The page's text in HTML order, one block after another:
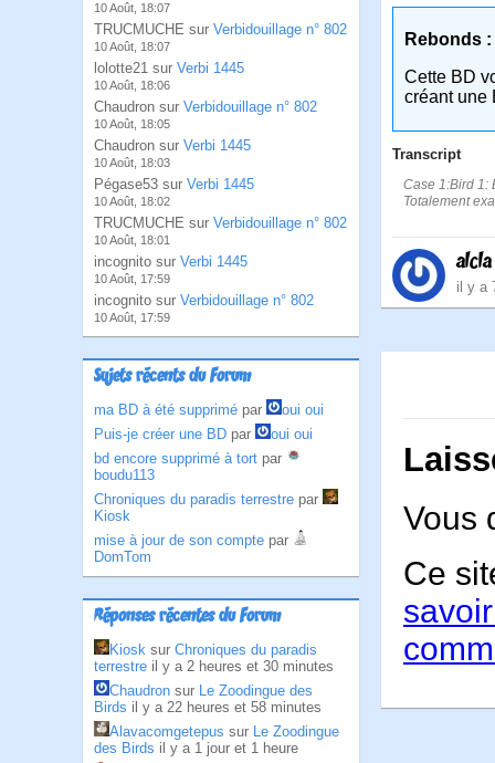
10 Août, 18:07
TRUCMUCHE sur Verbidouillage n° 802
10 Août, 18:07
lolotte21 sur Verbi 1445
10 Août, 18:06
Chaudron sur Verbidouillage n° 802
10 Août, 18:05
Chaudron sur Verbi 1445
10 Août, 18:03
Pégase53 sur Verbi 1445
10 Août, 18:02
TRUCMUCHE sur Verbidouillage n° 802
10 Août, 18:01
incognito sur Verbi 1445
10 Août, 17:59
incognito sur Verbidouillage n° 802
10 Août, 17:59
Sujets récents du Forum
ma BD à été supprimé par
oui oui
Puis-je créer une BD par
oui oui
bd encore supprimé à tort par
boudu113
Chroniques du paradis terrestre par
Kiosk
mise à jour de son compte par
DomTom
Réponses récentes du Forum
Kiosk sur Chroniques du paradis
terrestre il y a 2 heures et 30 minutes
Chaudron sur Le Zoodingue des
Birds il y a 22 heures et 58 minutes
Alavacomgetepus sur Le Zoodingue
des Birds il y a 1 jour et 1 heure
Rebonds :
Cette BD
créant une
Transcript
Case 1:Bird 1:
Totalement
alcla
il y a
Vous
Ce